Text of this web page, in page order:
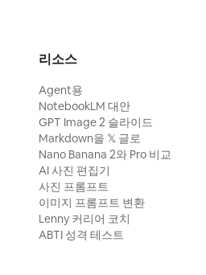
리소스
Agent용
NotebookLM 대안
GPT Image 2 슬라이드
Markdown을 𝕏 글로
Nano Banana 2와 Pro 비교
AI 사진 편집기
사진 프롬프트
이미지 프롬프트 변환
Lenny 커리어 코치
ABTI 성격 테스트